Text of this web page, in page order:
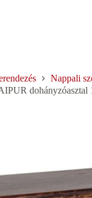
Nappali
dohányzóasztal